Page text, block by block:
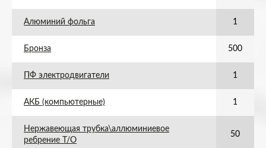
Алюминий фольга 1
Бронза 500
ПФ электродвигатели 1
АКБ (компьютерные) 1
Нержавеющая трубка\аллюминиевое
ребрение Т/О
50